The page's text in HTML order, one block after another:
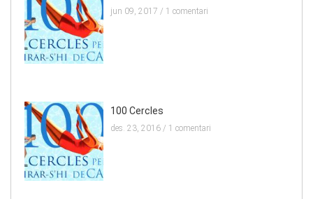
jun 09, 2017 / 1 comentari
100 Cercles
des. 23, 2016 / 1 comentari